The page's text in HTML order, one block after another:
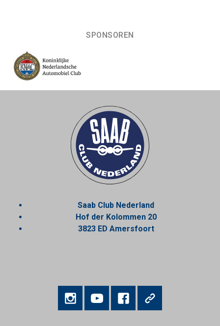
SPONSOREN
Saab Club Nederland
Hof der Kolommen 20
3823 ED Amersfoort